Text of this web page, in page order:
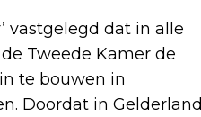
vastgelegd dat in alle
Tweede Kamer de
te bouwen in
Doordat in Gelderland